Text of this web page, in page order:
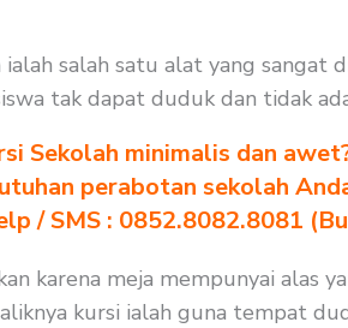
salah satu alat yang
tak dapat duduk dan tidak
Sekolah minimalis dan
perabotan sekolah
/ SMS : 0852.8082.8081
karena meja mempunyai alas
kursi ialah guna tempat